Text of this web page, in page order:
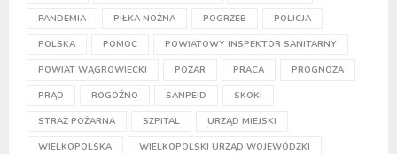
PANDEMIA PIŁKA NOŻNA POGRZEB POLICJA
POLSKA POMOC POWIATOWY INSPEKTOR SANITARNY
POWIAT WĄGROWIECKI POŻAR PRACA PROGNOZA
PRĄD ROGOŹNO SANPEID SKOKI
STRAŻ POŻARNA SZPITAL URZĄD MIEJSKI
WIELKOPOLSKA WIELKOPOLSKI URZĄD WOJEWÓDZKI